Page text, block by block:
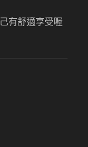
有舒適享受喔